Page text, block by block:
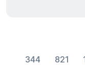
344 821